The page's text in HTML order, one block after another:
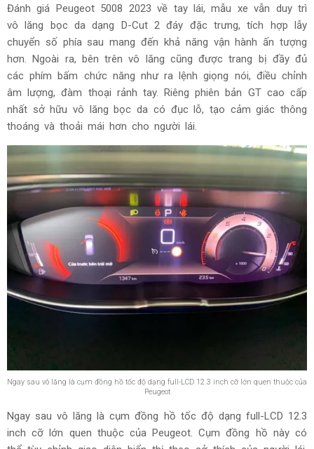
Đánh giá Peugeot 5008 2023 về tay lái, mẫu xe vẫn duy trì
vô lăng bọc da dạng D-Cut 2 đáy đặc trưng, tích hợp lẫy
chuyển số phía sau mang đến khả năng vận hành ấn tượng
hơn. Ngoài ra, bên trên vô lăng cũng được trang bị đầy đủ
các phím bấm chức năng như ra lệnh giọng nói, điều chỉnh
âm lượng, đàm thoại rảnh tay. Riêng phiên bản GT cao cấp
nhất sở hữu vô lăng bọc da có đục lỗ, tạo cảm giác thông
thoáng và thoải mái hơn cho người lái.
Ngay sau vô lăng là cụm đồng hồ tốc độ dạng full-LCD 12.3 inch cỡ lớn quen thuộc của
Peugeot
Ngay sau vô lăng là cụm đồng hồ tốc độ dạng full-LCD 12.3
inch cỡ lớn quen thuộc của Peugeot. Cụm đồng hồ này có